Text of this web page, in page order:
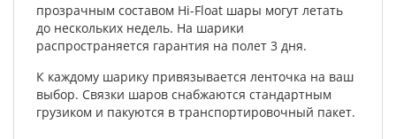
прозрачным составом Hi-Float шары могут летать
до нескольких недель. На шарики
распространяется гарантия на полет 3 дня.
К каждому шарику привязывается ленточка на ваш
выбор. Связки шаров снабжаются стандартным
грузиком и пакуются в транспортировочный пакет.